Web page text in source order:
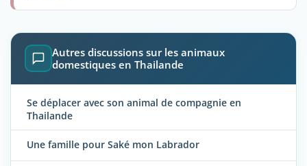
Autres discussions sur les animaux
domestiques en Thailande
Se déplacer avec son animal de compagnie en
Thailande
Une famille pour Saké mon Labrador